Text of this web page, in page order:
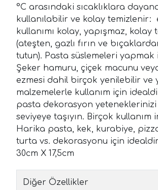
°C arasındaki sıcaklıklara
kullanılabilir ve kolay temizlenir:
kullanımı kolay, yapışmaz, kolay
(ateşten, gazlı fırın ve
tutun). Pasta süslemeleri yapmak
Şeker hamuru, çiçek macunu
ezmesi dahil birçok yenilebilir ve
malzemelerle kullanım için
pasta dekorasyon
seviyeye taşıyın. Birçok kullanım
Harika pasta, kek, kurabiye,
turta vs. dekorasyonu için
30cm X 17,5cm
Diğer Özellikler